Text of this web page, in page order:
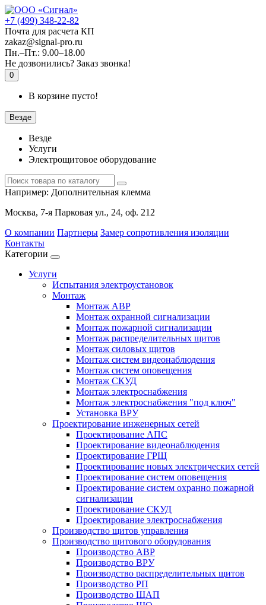
+7 (499) 348-22-82
Почта для расчета КП
zakaz@signal-pro.ru
Пн.–Пт.: 9.00–18.00
Не дозвонились? Заказ звонка!
0
В корзине пусто!
Везде
Везде
Услуги
Электрощитовое оборудование
Например: Дополнительная клемма
Москва, 7-я Парковая ул., 24, оф. 212
О компании Партнеры Замер сопротивления изоляции
Контакты
Категории
Услуги
Испытания электроустановок
Монтаж
Монтаж АВР
Монтаж охранной сигнализации
Монтаж пожарной сигнализации
Монтаж распределительных щитов
Монтаж силовых щитов
Монтаж систем видеонаблюдения
Монтаж систем оповещения
Монтаж СКУД
Монтаж электроснабжения
Монтаж электроснабжения "под ключ"
Установка ВРУ
Проектирование инженерных сетей
Проектирование АПС
Проектирование видеонаблюдения
Проектирование ГРЩ
Проектирование новых электрических сетей
Проектирование систем оповещения
Проектирование систем охранно пожарной
сигнализации
Проектирование СКУД
Проектирование электроснабжения
Производство щитов управления
Производство щитового оборудования
Производство АВР
Производство ВРУ
Производство распределительных щитов
Производство РП
Производство ЩАП